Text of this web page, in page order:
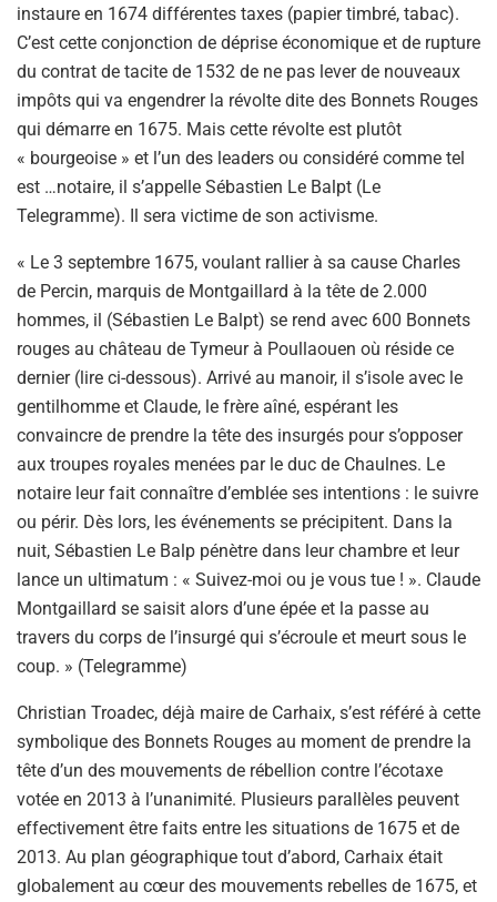
instaure en 1674 différentes taxes (papier timbré, tabac).
C’est cette conjonction de déprise économique et de rupture
du contrat de tacite de 1532 de ne pas lever de nouveaux
impôts qui va engendrer la révolte dite des Bonnets Rouges
qui démarre en 1675. Mais cette révolte est plutôt
« bourgeoise » et l’un des leaders ou considéré comme tel
est …notaire, il s’appelle Sébastien Le Balpt (Le
Telegramme). Il sera victime de son activisme.
« Le 3 septembre 1675, voulant rallier à sa cause Charles
de Percin, marquis de Montgaillard à la tête de 2.000
hommes, il (Sébastien Le Balpt) se rend avec 600 Bonnets
rouges au château de Tymeur à Poullaouen où réside ce
dernier (lire ci-dessous). Arrivé au manoir, il s’isole avec le
gentilhomme et Claude, le frère aîné, espérant les
convaincre de prendre la tête des insurgés pour s’opposer
aux troupes royales menées par le duc de Chaulnes. Le
notaire leur fait connaître d’emblée ses intentions : le suivre
ou périr. Dès lors, les événements se précipitent. Dans la
nuit, Sébastien Le Balp pénètre dans leur chambre et leur
lance un ultimatum : « Suivez-moi ou je vous tue ! ». Claude
Montgaillard se saisit alors d’une épée et la passe au
travers du corps de l’insurgé qui s’écroule et meurt sous le
coup. » (Telegramme)
Christian Troadec, déjà maire de Carhaix, s’est référé à cette
symbolique des Bonnets Rouges au moment de prendre la
tête d’un des mouvements de rébellion contre l’écotaxe
votée en 2013 à l’unanimité. Plusieurs parallèles peuvent
effectivement être faits entre les situations de 1675 et de
2013. Au plan géographique tout d’abord, Carhaix était
globalement au cœur des mouvements rebelles de 1675, et